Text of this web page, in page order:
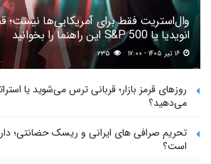
وال‌استریت فقط برای آمریکایی‌ها نیست؛
انویدیا یا S&P 500 این راهنما را بخوانید
۲۳۵
روزهای قرمز بازار؛ قربانی ترس می‌شوید یا
می‌دهید؟
تحریم صرافی های ایرانی و ریسک حضانتی؛
است؟